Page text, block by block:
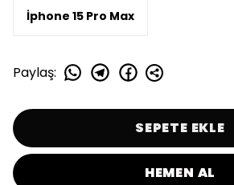
İphone 15 Pro Max
Paylaş:
SEPETE EKLE
HEMEN AL